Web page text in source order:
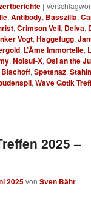
|
,Antibody, Basszilla,
,Crimson Veil, Delva,
Vogt,Haggefugg,
, L’Âme Immortelle,
,Noisuf-X,Osi an the
,Spetsnaz,
,Wave Gotik
2025 –
2025vonSven Bähr